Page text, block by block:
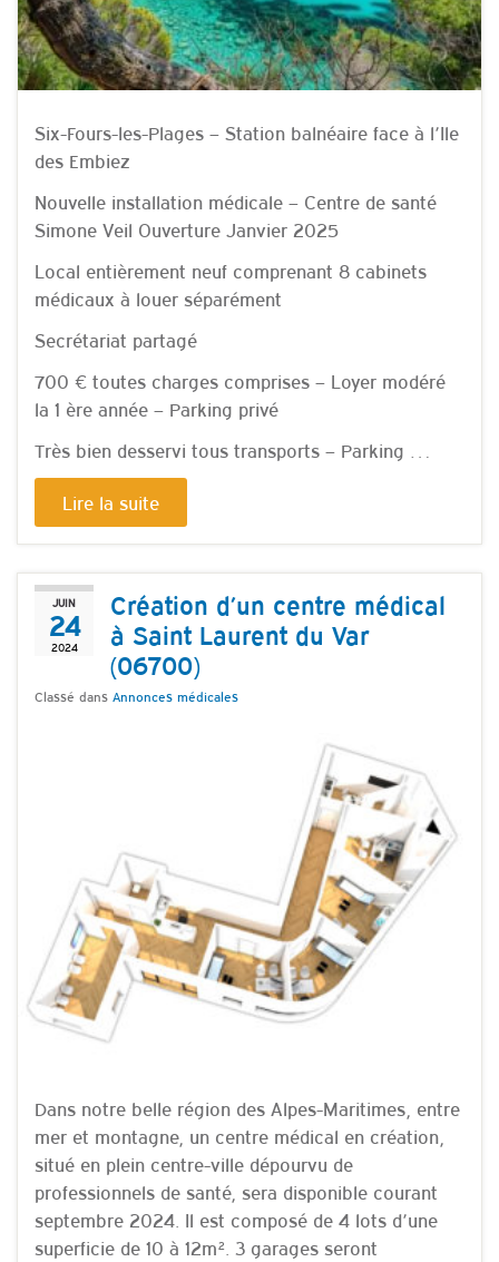
Six-Fours-les-Plages – Station balnéaire face à l’Ile
des Embiez
Nouvelle installation médicale – Centre de santé
Simone Veil Ouverture Janvier 2025
Local entièrement neuf comprenant 8 cabinets
médicaux à louer séparément
Secrétariat partagé
700 € toutes charges comprises – Loyer modéré
la 1 ère année – Parking privé
Très bien desservi tous transports – Parking …
Lire la suite
JUIN
24
2024
Création d’un centre médical
à Saint Laurent du Var
(06700)
Classé dans Annonces médicales
Dans notre belle région des Alpes-Maritimes, entre
mer et montagne, un centre médical en création,
situé en plein centre-ville dépourvu de
professionnels de santé, sera disponible courant
septembre 2024. Il est composé de 4 lots d’une
superficie de 10 à 12m². 3 garages seront